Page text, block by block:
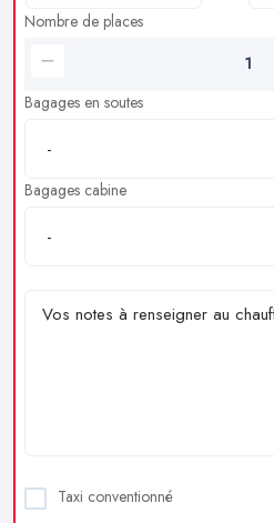
Nombre de places
Bagages en soutes
Bagages cabine
Taxi conventionné